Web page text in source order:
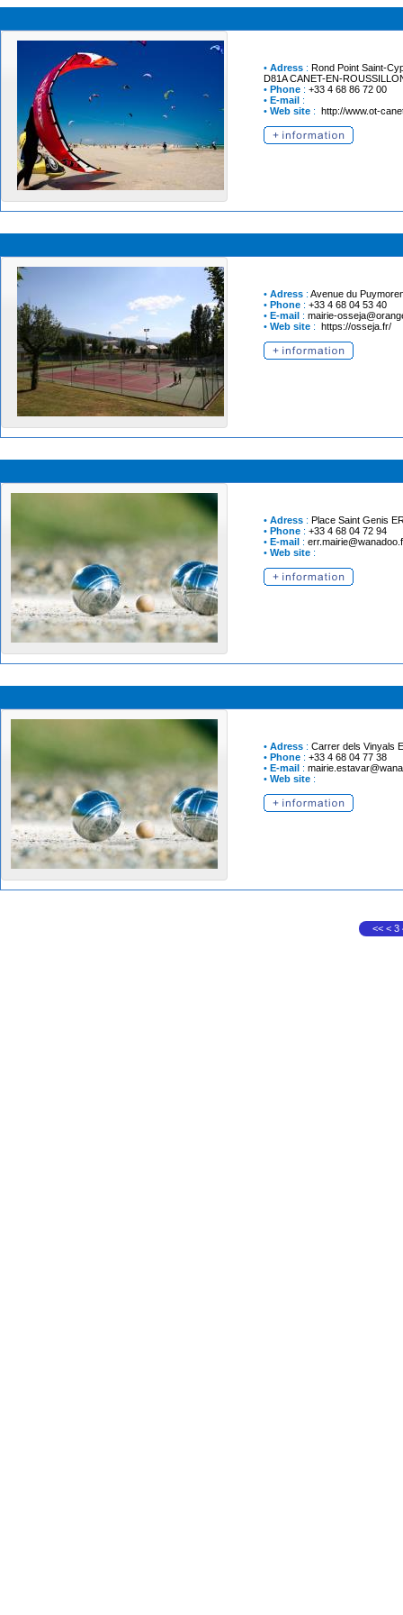
• Adress : Rond Point Saint-
D81A CANET-EN-
• Phone : +33 4 68 86 72 00
• E-mail :
• Web site : http://www.ot-
• Adress : Avenue du
• Phone : +33 4 68 04 53 40
• E-mail : mairie-
• Web site : https://osseja.fr/
• Adress : Place Saint Genis
• Phone : +33 4 68 04 72 94
• E-mail :
• Web site :
• Adress : Carrer dels Vinyals
• Phone : +33 4 68 04 77 38
• E-mail :
• Web site :
<< < 3